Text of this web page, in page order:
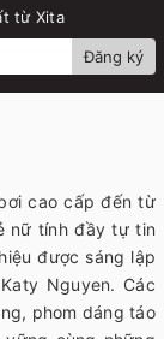
từ Xita
Đăng ký
cao cấp đến từ
nữ tính đầy tự tin
được sáng lập
Nguyen. Các
phom dáng táo